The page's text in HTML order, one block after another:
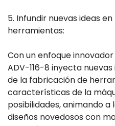
5. Infundir nuevas ideas
herramientas:
Con un enfoque
ADV-116-8 inyecta
de la fabricación de
características de la
posibilidades, animando
diseños novedosos con